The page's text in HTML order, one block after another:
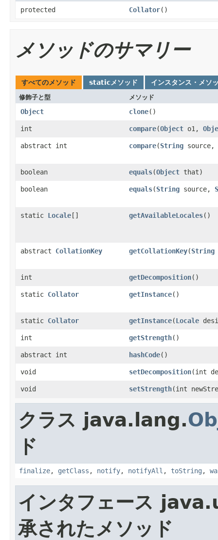
protected Collator()
メソッドのサマリー
すべてのメソッド staticメソッド インスタンス・メソ
修飾子と型 メソッド
Object clone()
int compare(Object o1,
abstract int compare(String source,
boolean equals(Object that)
boolean equals(String source,
static Locale[] getAvailableLocales()
abstract CollationKey getCollationKey(String
int getDecomposition()
static Collator getInstance()
static Collator getInstance(Locale
int getStrength()
abstract int hashCode()
void setDecomposition(int
void setStrength(int
クラス java.lang.
ド
finalize, getClass , notify, notifyAll , toString ,
インタフェース
承されたメソッド